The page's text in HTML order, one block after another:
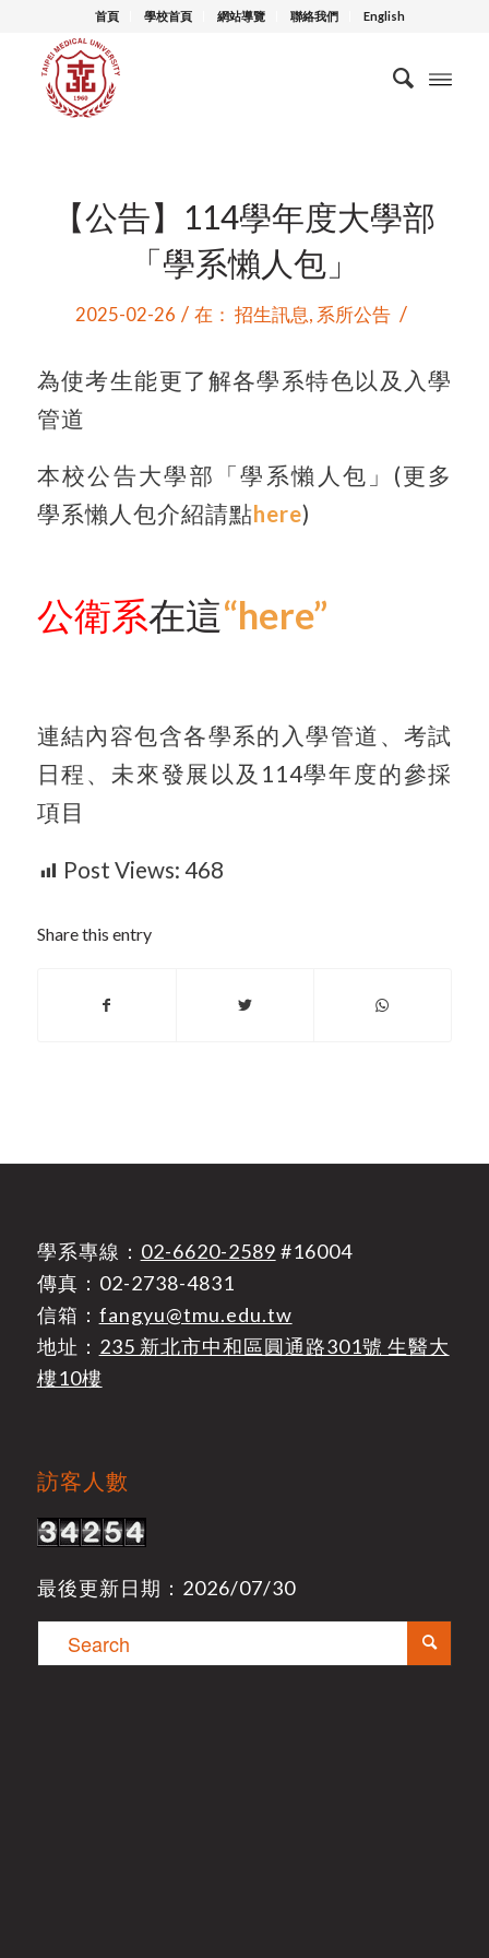
首頁 學校首頁 網站導覽 聯絡我們 English
【公告】114學年度大學部
「學系懶人包」
2025-02-26 / 在：招生訊息, 系所公告 /
為使考生能更了解各學系特色以及入學
管道
本校公告大學部「學系懶人包」(更多
學系懶人包介紹請點here)
公衛系在這“here”
連結內容包含各學系的入學管道、考試
日程、未來發展以及114學年度的參採
項目
Post Views: 468
Share this entry
學系專線： 02-6620-2589 #16004
傳真：02-2738-4831
信箱： fangyu@tmu.edu.tw
地址： 235 新北市中和區圓通路301號 生醫大
樓10樓
訪客人數
最後更新日期：2026/07/30